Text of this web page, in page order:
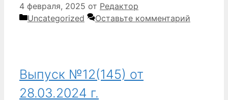
4 февраля, 2025 от Редактор
Рубрики
Uncategorized Оставьте комментарий
Выпуск №12(145) от
28.03.2024 г.